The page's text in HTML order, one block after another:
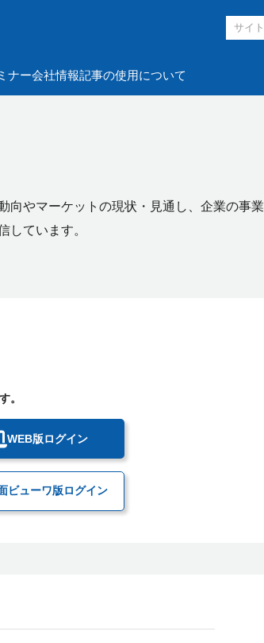
ナー会社情報記事の使用について
向やマーケットの現状・見通し、企業の事業
しています。
。
WEB版ログイン
ビューワ版ログイン